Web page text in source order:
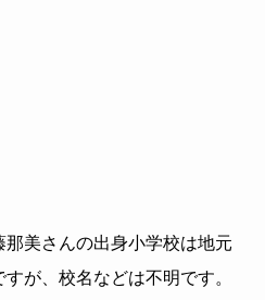
那美さんの出身小学校は地元
が、校名などは不明です。